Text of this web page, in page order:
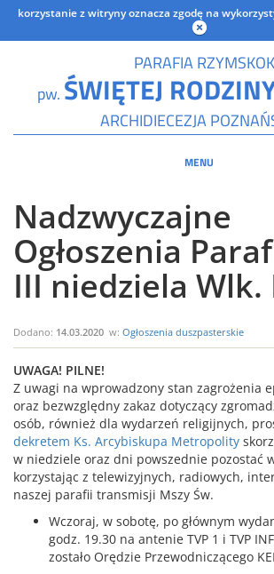
korzystanie z witryny oznacza zgodę na
PARAFIA
pw. ŚWIĘTEJ
ARCHIDIECEZJA
MENU
Nadzwyczajne
Ogłoszenia
III niedziela Wlk.
Dodano: 14.03.2020 w: Ogłoszenia duszpasterskie
UWAGA! PILNE!
Z uwagi na wprowadzony stan zagrożenia
oraz bezwzględny zakaz dotyczący
osób, również dla wydarzeń religijnych,
dekretem Ks. Arcybiskupa Metropolity
w niedziele oraz dni powszednie pozostać
korzystając z telewizyjnych, radiowych,
naszej parafii transmisji Mszy Św.
Wczoraj, w sobotę, po głównym
godz. 19.30 na antenie TVP 1 i TVP
zostało Orędzie Przewodniczącego